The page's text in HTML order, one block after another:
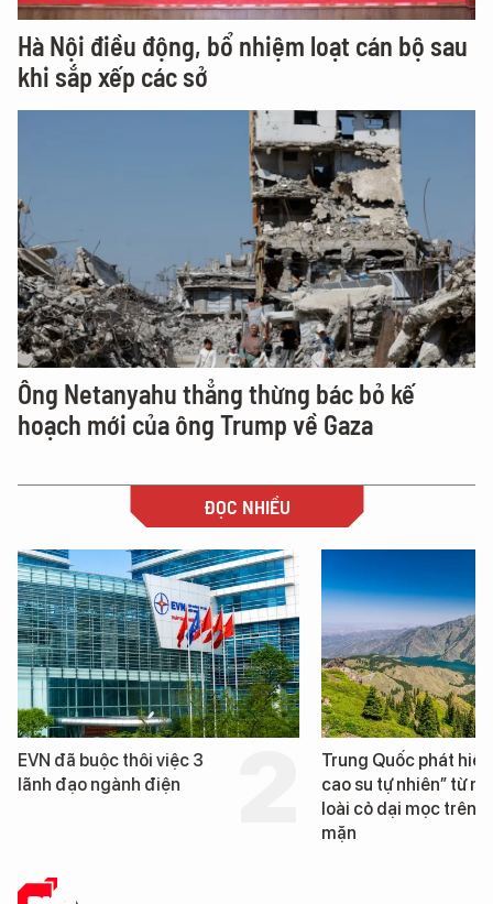
Hà Nội điều động, bổ nhiệm loạt cán bộ sau
khi sắp xếp các sở
Ông Netanyahu thẳng thừng bác bỏ kế
hoạch mới của ông Trump về Gaza
ĐỌC NHIỀU
EVN đã buộc thôi việc 3
lãnh đạo ngành điện
Trung Quốc phát hiện
cao su tự nhiên” từ
loài cỏ dại mọc trên
mặn